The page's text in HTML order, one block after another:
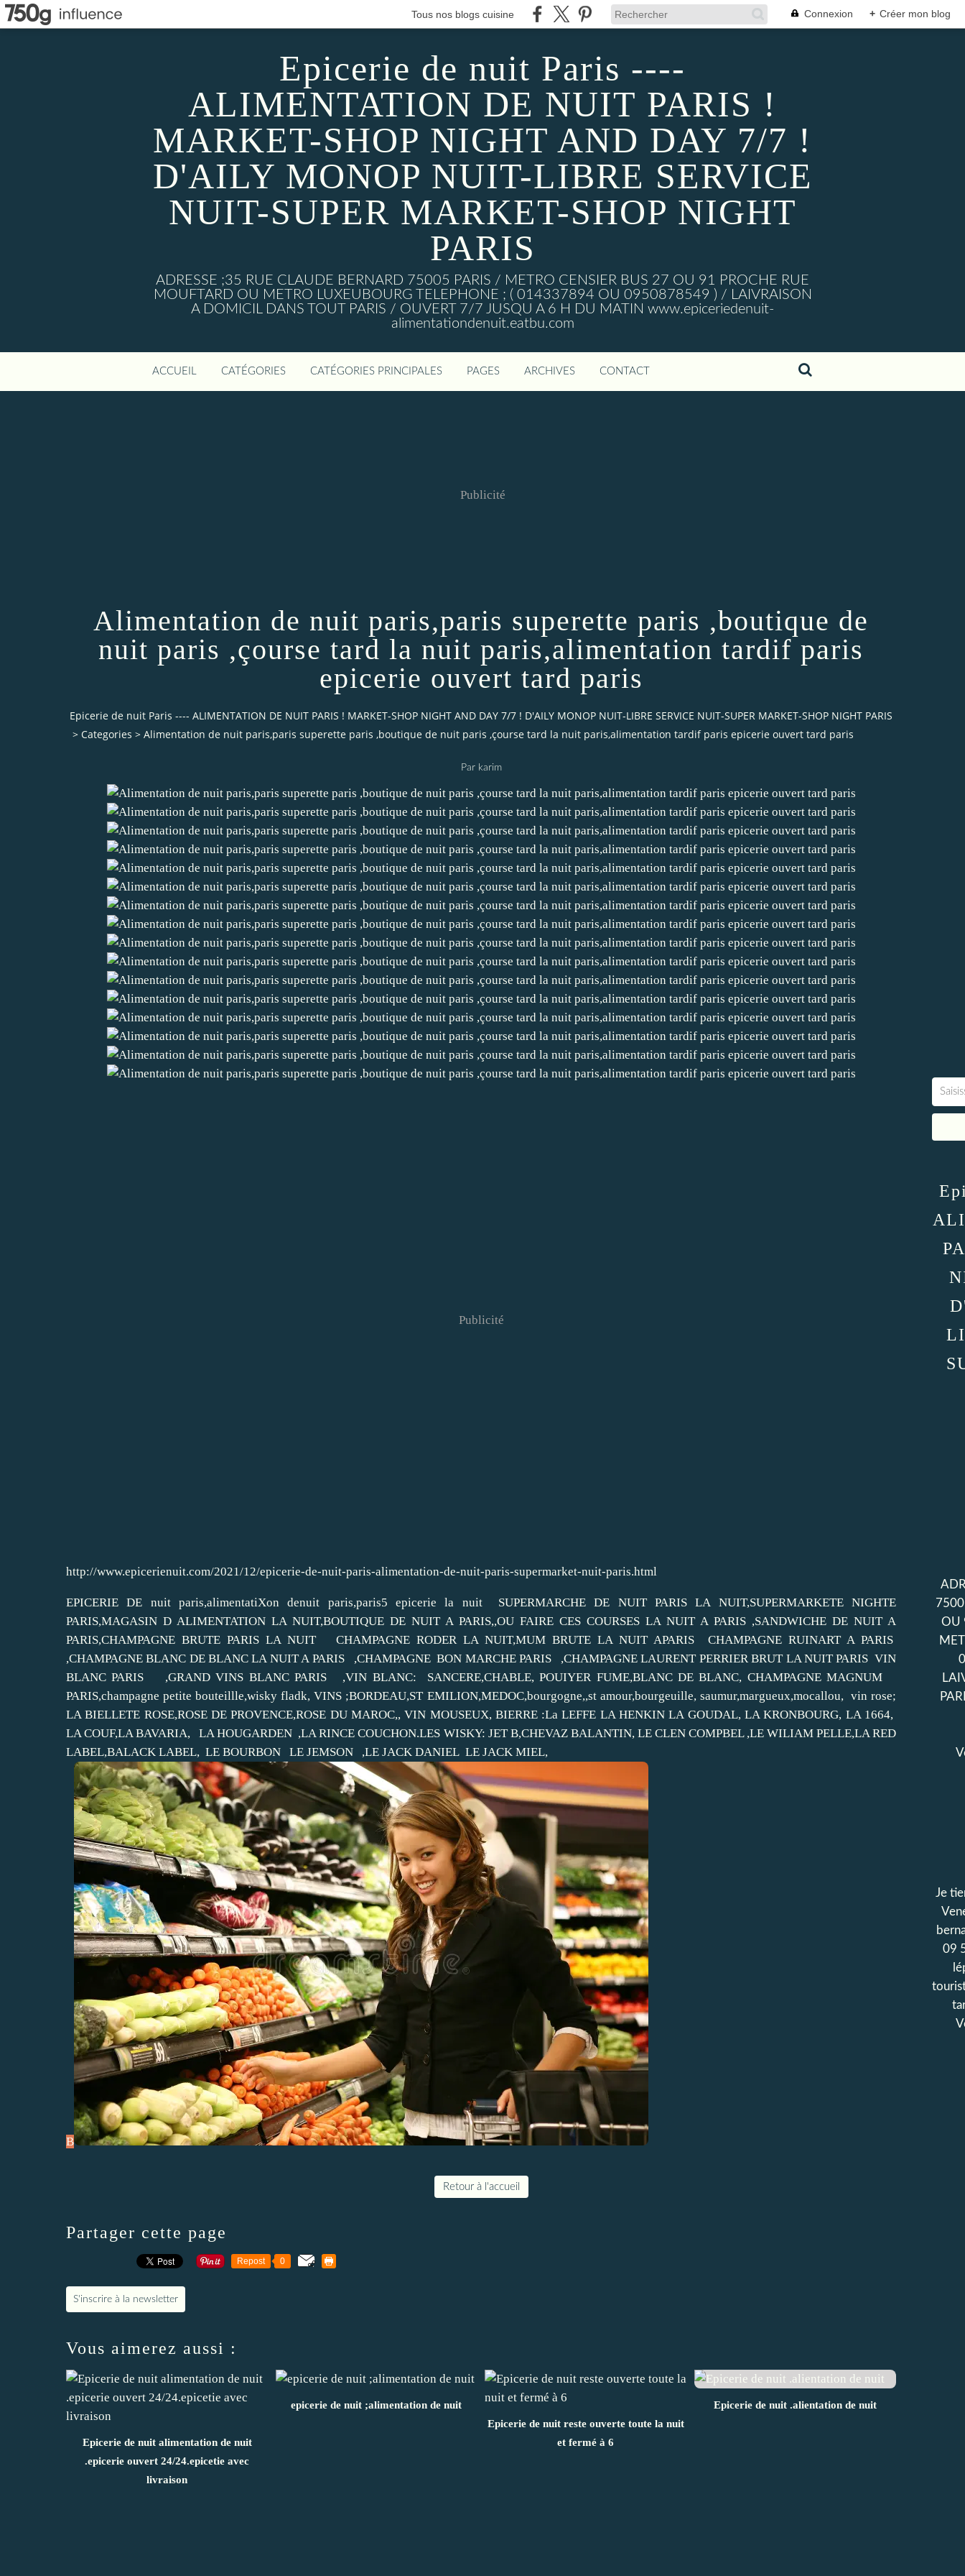
Tous nos blogs cuisine Connexion + Créer mon blog
Epicerie de nuit Paris ----
ALIMENTATION DE NUIT PARIS !
MARKET-SHOP NIGHT AND DAY 7/7 !
D'AILY MONOP NUIT-LIBRE SERVICE
NUIT-SUPER MARKET-SHOP NIGHT
PARIS
ADRESSE ;35 RUE CLAUDE BERNARD 75005 PARIS / METRO CENSIER BUS 27 OU 91 PROCHE RUE
MOUFTARD OU METRO LUXEUBOURG TELEPHONE ; ( 014337894 OU 0950878549 ) / LAIVRAISON
A DOMICIL DANS TOUT PARIS / OUVERT 7/7 JUSQU A 6 H DU MATIN www.epiceriedenuit-
alimentationdenuit.eatbu.com
ACCUEIL CATÉGORIES CATÉGORIES PRINCIPALES PAGES ARCHIVES CONTACT
Publicité
Alimentation de nuit paris,paris superette paris ,boutique de
nuit paris ,çourse tard la nuit paris,alimentation tardif paris
epicerie ouvert tard paris
Epicerie de nuit Paris ---- ALIMENTATION DE NUIT PARIS ! MARKET-SHOP NIGHT AND DAY 7/7 ! D'AILY MONOP NUIT-LIBRE SERVICE NUIT-SUPER MARKET-SHOP NIGHT PARIS
> Categories > Alimentation de nuit paris,paris superette paris ,boutique de nuit paris ,çourse tard la nuit paris,alimentation tardif paris epicerie ouvert tard paris
Par karim
Publicité
http://www.epicerienuit.com/2021/12/epicerie-de-nuit-paris-alimentation-de-nuit-paris-supermarket-nuit-paris.html
EPICERIE DE nuit paris,alimentatiXon denuit paris,paris5 epicerie la nuit SUPERMARCHE DE NUIT PARIS LA NUIT,SUPERMARKETE NIGHTE
PARIS,MAGASIN D ALIMENTATION LA NUIT,BOUTIQUE DE NUIT A PARIS,,OU FAIRE CES COURSES LA NUIT A PARIS ,SANDWICHE DE NUIT A
PARIS,CHAMPAGNE BRUTE PARIS LA NUIT CHAMPAGNE RODER LA NUIT,MUM BRUTE LA NUIT APARIS CHAMPAGNE RUINART A PARIS
,CHAMPAGNE BLANC DE BLANC LA NUIT A PARIS ,CHAMPAGNE BON MARCHE PARIS ,CHAMPAGNE LAURENT PERRIER BRUT LA NUIT PARIS VIN
BLANC PARIS ,GRAND VINS BLANC PARIS ,VIN BLANC: SANCERE,CHABLE, POUIYER FUME,BLANC DE BLANC, CHAMPAGNE MAGNUM
PARIS,champagne petite bouteillle,wisky fladk, VINS ;BORDEAU,ST EMILION,MEDOC,bourgogne,,st amour,bourgeuille, saumur,margueux,mocallou, vin rose;
LA BIELLETE ROSE,ROSE DE PROVENCE,ROSE DU MAROC,, VIN MOUSEUX, BIERRE :La LEFFE LA HENKIN LA GOUDAL, LA KRONBOURG, LA 1664,
LA COUF,LA BAVARIA, LA HOUGARDEN ,LA RINCE COUCHON.LES WISKY: JET B,CHEVAZ BALANTIN, LE CLEN COMPBEL ,LE WILIAM PELLE,LA RED
LABEL,BALACK LABEL, LE BOURBON LE JEMSON ,LE JACK DANIEL LE JACK MIEL,
B
Retour à l'accueil
Partager cette page
Repost 0
S'inscrire à la newsletter
Vous aimerez aussi :
Epicerie de nuit alimentation de nuit
.epicerie ouvert 24/24.epicetie avec
livraison
epicerie de nuit ;alimentation de nuit
Epicerie de nuit reste ouverte toute la nuit
et fermé à 6
Epicerie de nuit .alientation de nuit
OU
Je
09